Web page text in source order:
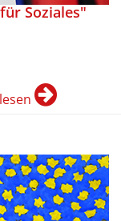
Soziales"